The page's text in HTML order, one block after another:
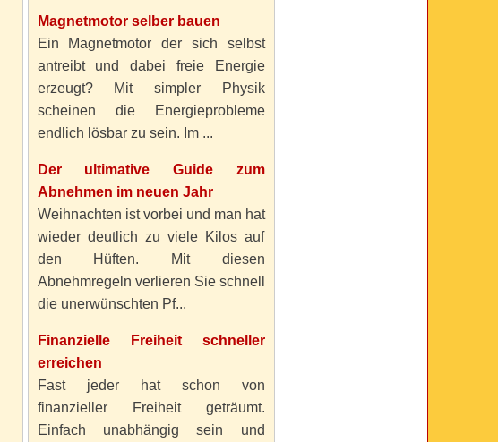
Magnetmotor selber bauen
Ein Magnetmotor der sich selbst
antreibt und dabei freie Energie
erzeugt? Mit simpler Physik
scheinen die Energieprobleme
endlich lösbar zu sein. Im ...
Der ultimative Guide zum
Abnehmen im neuen Jahr
Weihnachten ist vorbei und man hat
wieder deutlich zu viele Kilos auf
den Hüften. Mit diesen
Abnehmregeln verlieren Sie schnell
die unerwünschten Pf...
Finanzielle Freiheit schneller
erreichen
Fast jeder hat schon von
finanzieller Freiheit geträumt.
Einfach unabhängig sein und